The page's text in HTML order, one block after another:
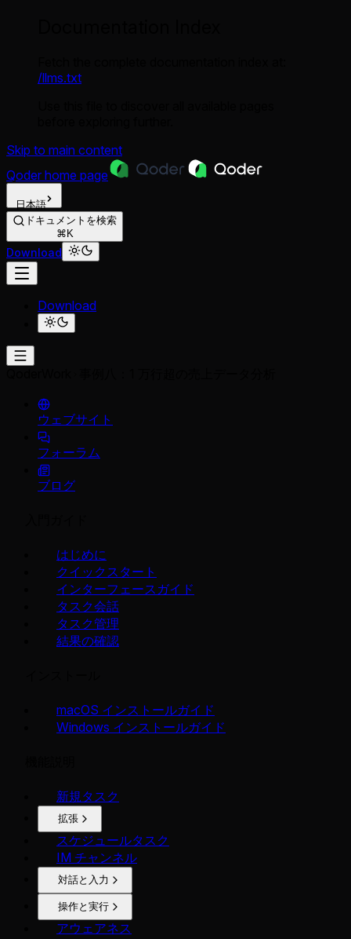
/llms.txt
Skip to main content
Qoder home page
日本語
ドキュメントを検索
⌘K
Download
Download
ウェブサイト
フォーラム
ブログ
はじめに
クイックスタート
インターフェースガイド
タスク会話
タスク管理
結果の確認
macOS インストールガイド
Windows インストールガイド
新規タスク
拡張
スケジュールタスク
IM チャンネル
対話と入力
操作と実行
アウェアネス